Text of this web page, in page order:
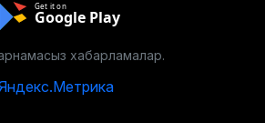
Get it on
Google Play
хабарламалар.